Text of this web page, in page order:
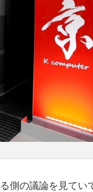
側の議論を見てい